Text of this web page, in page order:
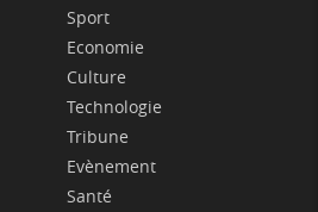
Sport
Economie
Culture
Technologie
Tribune
Evènement
Santé